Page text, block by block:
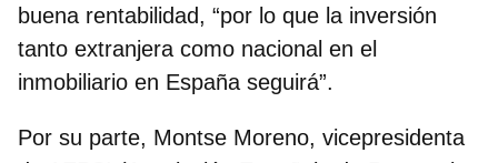
buena rentabilidad, “por lo que la inversión
tanto extranjera como nacional en el
inmobiliario en España seguirá”.
Por su parte, Montse Moreno, vicepresidenta